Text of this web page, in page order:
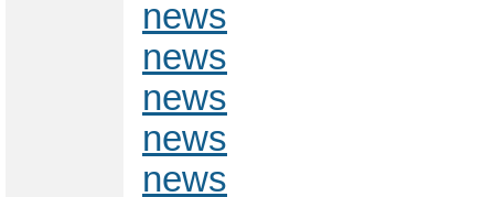
news
news
news
news
news